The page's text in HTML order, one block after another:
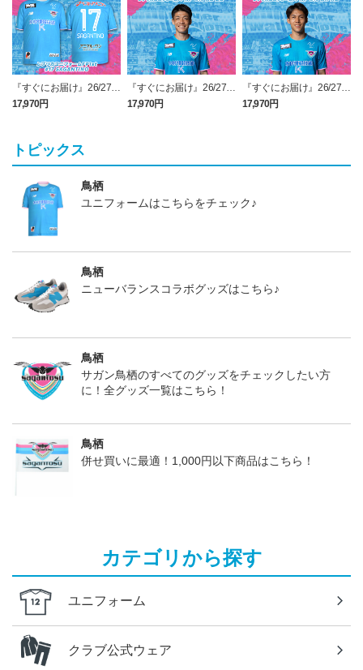
『すぐにお届け』26/27レ
プリカユニフォームFP1st
No.17 SAGANTINO
17,970円
『すぐにお届け』26/27レ
プリカユニフォームFP1st
No.16 西澤 健太
17,970円
『すぐにお届け』26/27レ
プリカユニフォームFP1st
No.10 鈴木 大馳
17,970円
トピックス
鳥栖
ユニフォームはこちらをチェック♪
鳥栖
ニューバランスコラボグッズはこちら♪
鳥栖
サガン鳥栖のすべてのグッズをチェックしたい方
に！全グッズ一覧はこちら！
鳥栖
併せ買いに最適！1,000円以下商品はこちら！
カテゴリから探す
ユニフォーム
クラブ公式ウェア